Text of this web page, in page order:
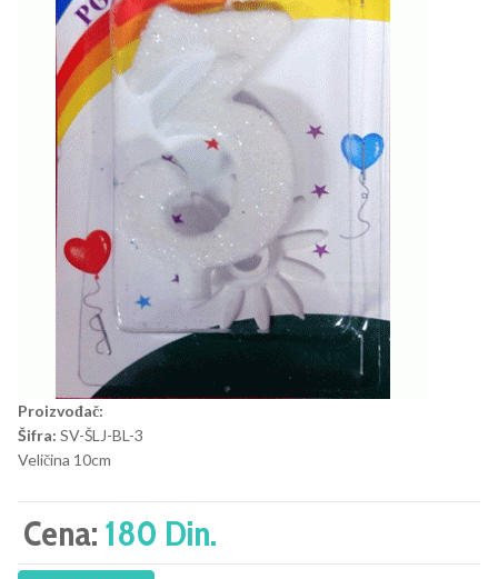
Proizvođač:
Šifra: SV-ŠLJ-BL-3
Veličina 10cm
Cena: 180 Din.